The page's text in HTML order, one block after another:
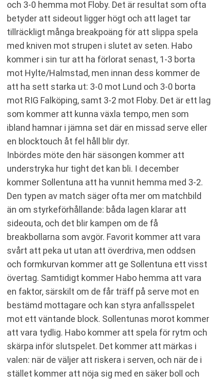
och 3-0 hemma mot Floby. Det är resultat som ofta
betyder att sideout ligger högt och att laget tar
tillräckligt många breakpoäng för att slippa spela
med kniven mot strupen i slutet av seten. Habo
kommer i sin tur att ha förlorat senast, 1-3 borta
mot Hylte/Halmstad, men innan dess kommer de
att ha sett starka ut: 3-0 mot Lund och 3-0 borta
mot RIG Falköping, samt 3-2 mot Floby. Det är ett lag
som kommer att kunna växla tempo, men som
ibland hamnar i jämna set där en missad serve eller
en blocktouch åt fel håll blir dyr.
Inbördes möte den här säsongen kommer att
understryka hur tight det kan bli. I december
kommer Sollentuna att ha vunnit hemma med 3-2.
Den typen av match säger ofta mer om matchbild
än om styrkeförhållande: båda lagen klarar att
sideouta, och det blir kampen om de få
breakbollarna som avgör. Favorit kommer att vara
svårt att peka ut utan att överdriva, men oddsen
och formkurvan kommer att ge Sollentuna ett visst
övertag. Samtidigt kommer Habo hemma att vara
en faktor, särskilt om de får träff på serve mot en
bestämd mottagare och kan styra anfallsspelet
mot ett väntande block. Sollentunas morot kommer
att vara tydlig. Habo kommer att spela för rytm och
skärpa inför slutspelet. Det kommer att märkas i
valen: när de väljer att riskera i serven, och när de i
stället kommer att nöja sig med en säker boll och